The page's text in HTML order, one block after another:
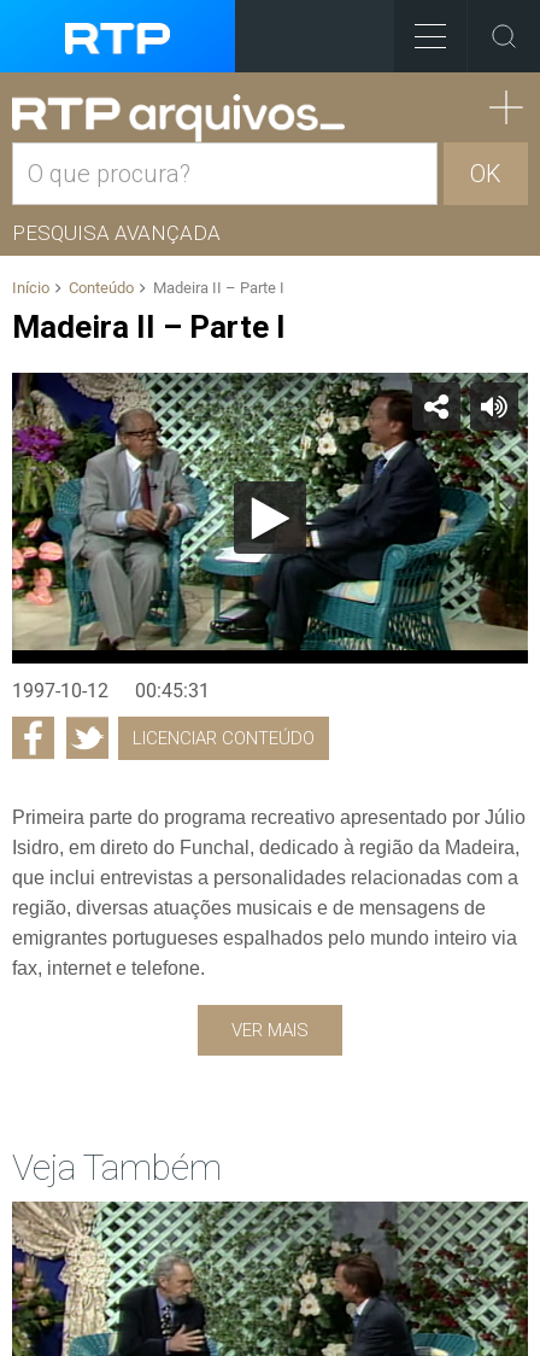
OK
PESQUISA AVANÇADA
Início Conteúdo Madeira II – Parte I
Madeira II – Parte I
1997-10-12 00:45:31
LICENCIAR CONTEÚDO
Primeira parte do programa recreativo apresentado por Júlio
Isidro, em direto do Funchal, dedicado à região da Madeira,
que inclui entrevistas a personalidades relacionadas com a
região, diversas atuações musicais e de mensagens de
emigrantes portugueses espalhados pelo mundo inteiro via
fax, internet e telefone.
VER MAIS
Veja Também